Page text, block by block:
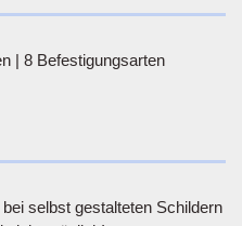
| 8 Befestigungsarten
selbst gestalteten Schildern